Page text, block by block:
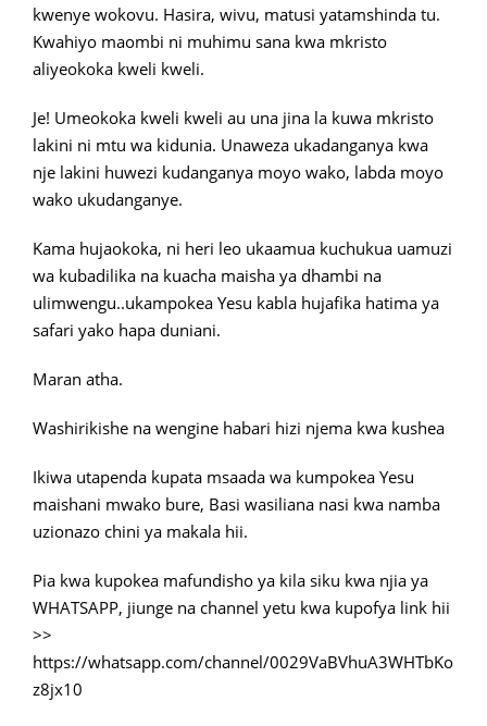
kwenye wokovu. Hasira, wivu, matusi yatamshinda tu.
Kwahiyo maombi ni muhimu sana kwa mkristo
aliyeokoka kweli kweli.
Je! Umeokoka kweli kweli au una jina la kuwa mkristo
lakini ni mtu wa kidunia. Unaweza ukadanganya kwa
nje lakini huwezi kudanganya moyo wako, labda moyo
wako ukudanganye.
Kama hujaokoka, ni heri leo ukaamua kuchukua uamuzi
wa kubadilika na kuacha maisha ya dhambi na
ulimwengu..ukampokea Yesu kabla hujafika hatima ya
safari yako hapa duniani.
Maran atha.
Washirikishe na wengine habari hizi njema kwa kushea
Ikiwa utapenda kupata msaada wa kumpokea Yesu
maishani mwako bure, Basi wasiliana nasi kwa namba
uzionazo chini ya makala hii.
Pia kwa kupokea mafundisho ya kila siku kwa njia ya
WHATSAPP, jiunge na channel yetu kwa kupofya link hii
>>
https://whatsapp.com/channel/0029VaBVhuA3WHTbKo
z8jx10